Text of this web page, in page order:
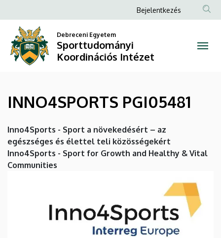
PGI05481
Sporttudományi
Intézet
a
tartalomra
Anonim
menüje
Bejelentkezés
Debreceni Egyetem
Sporttudományi
Koordinációs Intézet
INNO4SPORTS PGI05481
Inno4Sports - Sport a növekedésért – az
egészséges és élettel teli közösségekért
Inno4Sports - Sport for Growth and Healthy & Vital
Communities